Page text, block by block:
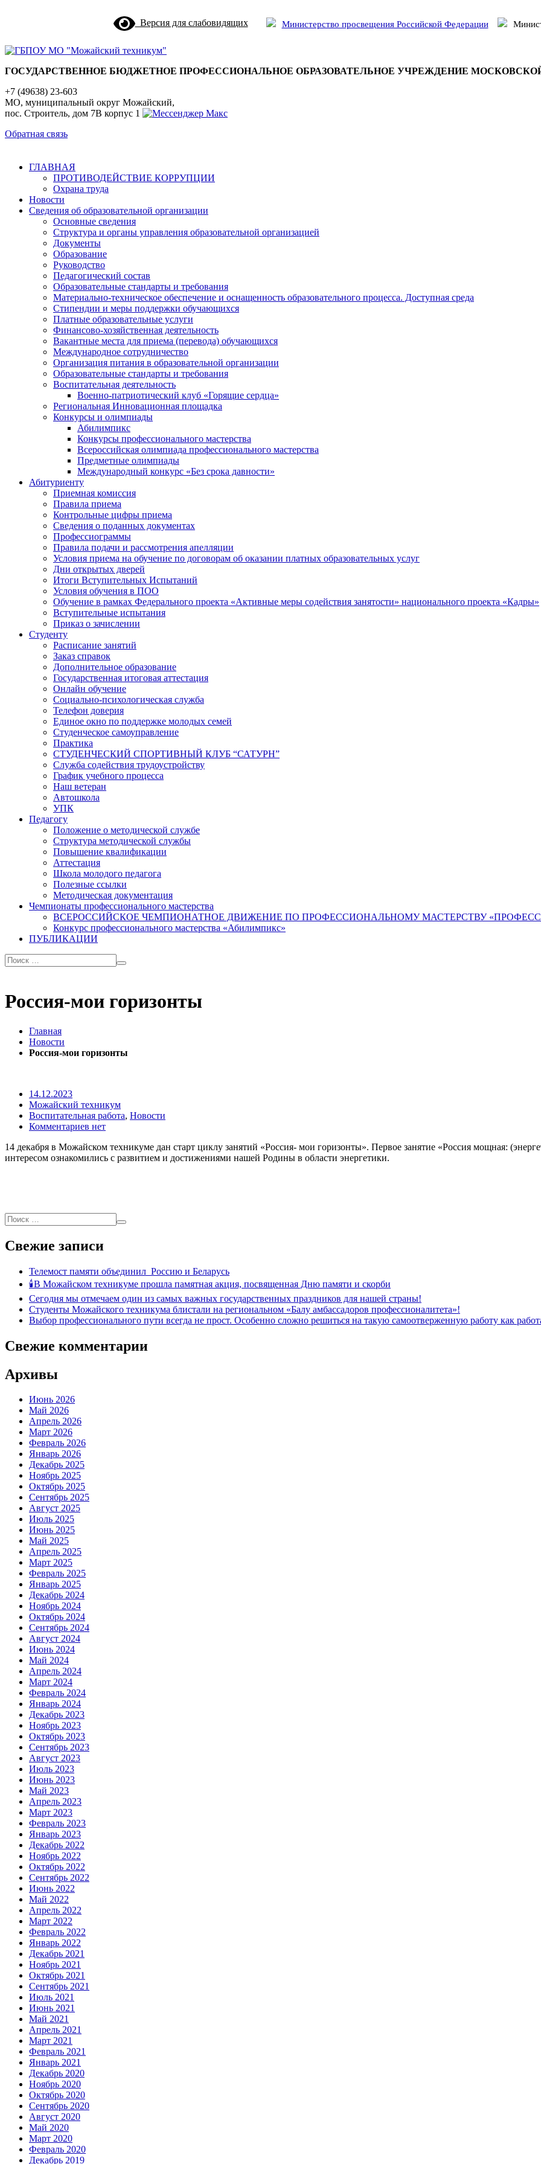
Версия для слабовидящих Министерство просвещения Российской Федерации
ГОСУДАРСТВЕННОЕ БЮДЖЕТНОЕ ПРОФЕССИОНАЛЬНОЕ ОБРАЗОВАТЕЛЬНОЕ УЧРЕЖДЕНИЕ
+7 (49638) 23-603
МО, муниципальный округ Можайский,
пос. Строитель, дом 7В корпус 1
Обратная связь
ГЛАВНАЯ
ПРОТИВОДЕЙСТВИЕ КОРРУПЦИИ
Охрана труда
Новости
Сведения об образовательной организации
Основные сведения
Структура и органы управления образовательной организацией
Документы
Образование
Руководство
Педагогический состав
Образовательные стандарты и требования
Материально-техническое обеспечение и оснащенность образовательного процесса. Доступная среда
Стипендии и меры поддержки обучающихся
Платные образовательные услуги
Финансово-хозяйственная деятельность
Вакантные места для приема (перевода) обучающихся
Международное сотрудничество
Организация питания в образовательной организации
Образовательные стандарты и требования
Воспитательная деятельность
Военно-патриотический клуб «Горящие сердца»
Региональная Инновационная площадка
Конкурсы и олимпиады
Абилимпикс
Конкурсы профессионального мастерства
Всероссийская олимпиада профессионального мастерства
Предметные олимпиады
Международный конкурс «Без срока давности»
Абитуриенту
Приемная комиссия
Правила приема
Контрольные цифры приема
Сведения о поданных документах
Профессиограммы
Правила подачи и рассмотрения апелляции
Условия приема на обучение по договорам об оказании платных образовательных услуг
Дни открытых дверей
Итоги Вступительных Испытаний
Условия обучения в ПОО
Обучение в рамках Федерального проекта «Активные меры содействия занятости» национального проекта «Кадры»
Вступительные испытания
Приказ о зачислении
Студенту
Расписание занятий
Заказ справок
Дополнительное образование
Государственная итоговая аттестация
Онлайн обучение
Социально-психологическая служба
Телефон доверия
Единое окно по поддержке молодых семей
Студенческое самоуправление
Практика
СТУДЕНЧЕСКИЙ СПОРТИВНЫЙ КЛУБ “САТУРН”
Служба содействия трудоустройству
График учебного процесса
Наш ветеран
Автошкола
УПК
Педагогу
Положение о методической службе
Структура методической службы
Повышение квалификации
Аттестация
Школа молодого педагога
Полезные ссылки
Методическая документация
Чемпионаты профессионального мастерства
ВСЕРОССИЙСКОЕ ЧЕМПИОНАТНОЕ ДВИЖЕНИЕ ПО ПРОФЕССИОНАЛЬНОМУ МАСТЕРСТВУ
Конкурс профессионального мастерства «Абилимпикс»
ПУБЛИКАЦИИ
Россия-мои горизонты
Главная
Новости
Россия-мои горизонты
14.12.2023
Можайский техникум
Воспитательная работа, Новости
Комментариев нет
14 декабря в Можайском техникуме дан старт циклу занятий «Россия- мои горизонты». Первое занятие «Россия мощная:
интересом ознакомились с развитием и достижениями нашей Родины в области энергетики.
Свежие записи
Телемост памяти объединил Россию и Беларусь
🕯В Можайском техникуме прошла памятная акция, посвященная Дню памяти и скорби
Сегодня мы отмечаем один из самых важных государственных праздников для нашей страны!
Студенты Можайского техникума блистали на региональном «Балу амбассадоров профессионалитета»!
Выбор профессионального пути всегда не прост. Особенно сложно решиться на такую самоотверженную работу как
Свежие комментарии
Архивы
Июнь 2026
Май 2026
Апрель 2026
Март 2026
Февраль 2026
Январь 2026
Декабрь 2025
Ноябрь 2025
Октябрь 2025
Сентябрь 2025
Август 2025
Июль 2025
Июнь 2025
Май 2025
Апрель 2025
Март 2025
Февраль 2025
Январь 2025
Декабрь 2024
Ноябрь 2024
Октябрь 2024
Сентябрь 2024
Август 2024
Июнь 2024
Май 2024
Апрель 2024
Март 2024
Февраль 2024
Январь 2024
Декабрь 2023
Ноябрь 2023
Октябрь 2023
Сентябрь 2023
Август 2023
Июль 2023
Июнь 2023
Май 2023
Апрель 2023
Март 2023
Февраль 2023
Январь 2023
Декабрь 2022
Ноябрь 2022
Октябрь 2022
Сентябрь 2022
Июнь 2022
Май 2022
Апрель 2022
Март 2022
Февраль 2022
Январь 2022
Декабрь 2021
Ноябрь 2021
Октябрь 2021
Сентябрь 2021
Июль 2021
Июнь 2021
Май 2021
Апрель 2021
Март 2021
Февраль 2021
Январь 2021
Декабрь 2020
Ноябрь 2020
Октябрь 2020
Сентябрь 2020
Август 2020
Май 2020
Март 2020
Февраль 2020
Декабрь 2019